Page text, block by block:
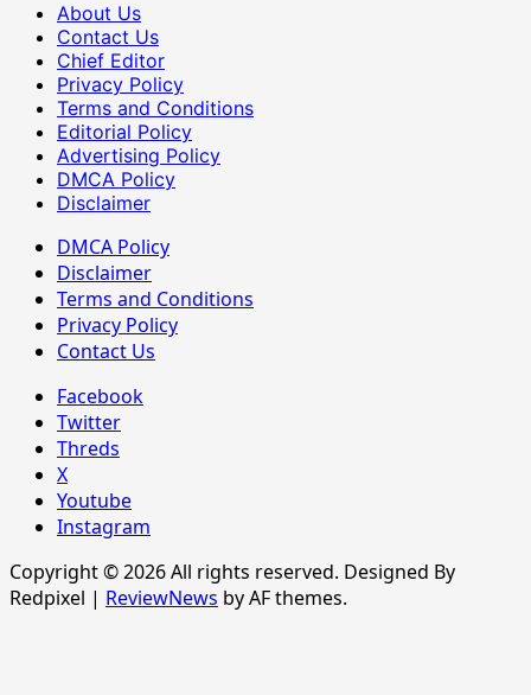
About Us
Contact Us
Chief Editor
Privacy Policy
Terms and Conditions
Editorial Policy
Advertising Policy
DMCA Policy
Disclaimer
DMCA Policy
Disclaimer
Terms and Conditions
Privacy Policy
Contact Us
Facebook
Twitter
Threds
X
Youtube
Instagram
Copyright © 2026 All rights reserved. Designed By
Redpixel | ReviewNews by AF themes.